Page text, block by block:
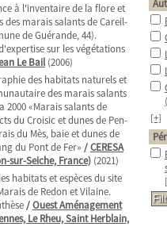
à l'inventaire de la flore et
des marais salants de Careil-
de Guérande, 44).
sur les végétations
Le Bail(2006)
des habitats naturels et
des marais salants
2000 «Marais salants de
du Croisic et dunes de Pen-
du Mès, baie et dunes de
du Pont de Fer» /CERESA
sur-Seiche, France) (2021)
habitats et espèces du site
de Redon et Vilaine.
/Ouest Aménagement
Le Rheu, Saint Herblain,
[+]